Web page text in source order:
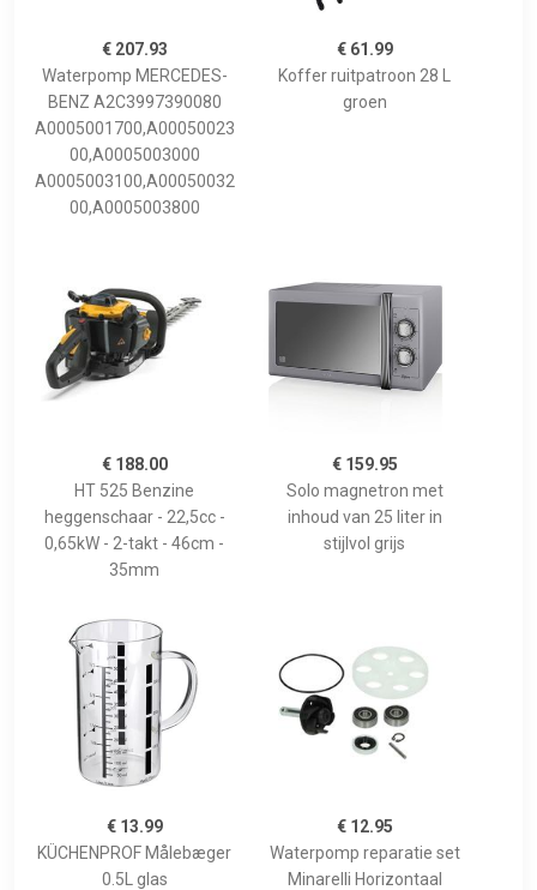
€ 207.93
Waterpomp MERCEDES-
BENZ A2C3997390080
A0005001700,A00050023
00,A0005003000
A0005003100,A00050032
00,A0005003800
€ 61.99
Koffer ruitpatroon 28 L
groen
€ 188.00
HT 525 Benzine
heggenschaar - 22,5cc -
0,65kW - 2-takt - 46cm -
35mm
€ 159.95
Solo magnetron met
inhoud van 25 liter in
stijlvol grijs
€ 13.99
KÜCHENPROF Målebæger
0.5L glas
€ 12.95
Waterpomp reparatie set
Minarelli Horizontaal